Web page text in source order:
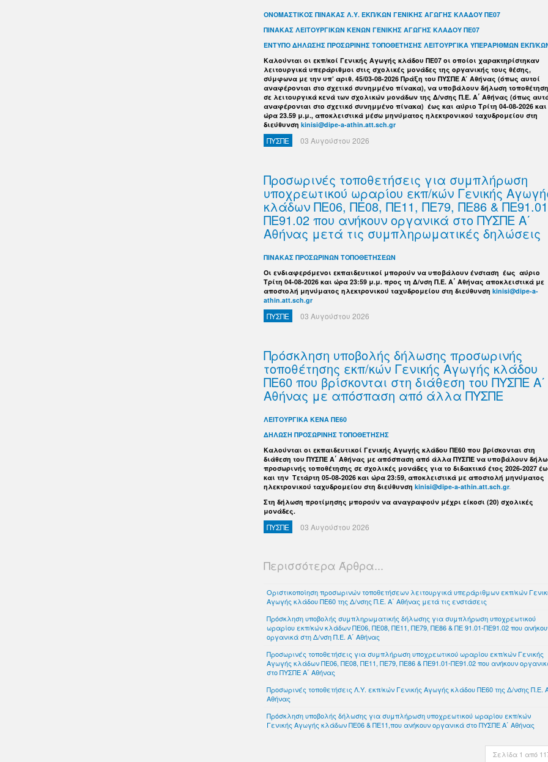
ΟΝΟΜΑΣΤΙΚΟΣ ΠΙΝΑΚΑΣ Λ.Υ. ΕΚΠ/ΚΩΝ ΓΕΝΙΚΗΣ ΑΓΩΓΗΣ ΚΛΑΔΟΥ ΠΕ07
ΠΙΝΑΚΑΣ ΛΕΙΤΟΥΡΓΙΚΩΝ ΚΕΝΩΝ ΓΕΝΙΚΗΣ ΑΓΩΓΗΣ ΚΛΑΔΟΥ ΠΕ07
ΕΝΤΥΠΟ ΔΗΛΩΣΗΣ ΠΡΟΣΩΡΙΝΗΣ ΤΟΠΟΘΕΤΗΣΗΣ ΛΕΙΤΟΥΡΓΙΚΑ ΥΠΕΡΑΡΙΘΜΩΝ ΕΚΠ/
Καλούνται οι εκπ/κοί Γενικής Αγωγής κλάδου ΠΕ07 οι οποίοι χαρακτηρίστηκαν
λειτουργικά υπεράριθμοι στις σχολικές μονάδες της οργανικής τους θέσης,
σύμφωνα με την υπ’ αριθ. 45/03-08-2026 Πράξη του ΠΥΣΠΕ Α ́ Αθήνας (όπως αυτοί
αναφέρονται στο σχετικό συνημμένο πίνακα), να υποβάλουν δήλωση
σε λειτουργικά κενά των σχολικών μονάδων της Δ/νσης Π.Ε. Α΄ Αθήνας (όπως
αναφέρονται στο σχετικό συνημμένο πίνακα) έως και αύριο Τρίτη 04-08-2026 και
ώρα 23.59 μ.μ., αποκλειστικά μέσω μηνύματος ηλεκτρονικού ταχυδρομείου στη
διεύθυνση kinisi@dipe-a-athin.att.sch.gr
ΠΥΣΠΕ 03 Αυγούστου 2026
Προσωρινές τοποθετήσεις για συμπλήρωση
υποχρεωτικού ωραρίου εκπ/κών Γενικής
κλάδων ΠΕ06, ΠΕ08, ΠΕ11, ΠΕ79, ΠΕ86 &
ΠΕ91.02 που ανήκουν οργανικά στο ΠΥΣΠΕ Α΄
Αθήνας μετά τις συμπληρωματικές δηλώσεις
ΠΙΝΑΚΑΣ ΠΡΟΣΩΡΙΝΩΝ ΤΟΠΟΘΕΤΗΣΕΩΝ
Οι ενδιαφερόμενοι εκπαιδευτικοί μπορούν να υποβάλουν ένσταση έως αύριο
Τρίτη 04-08-2026 και ώρα 23:59 μ.μ. προς τη Δ/νση Π.Ε. Α΄ Αθήνας αποκλειστικά με
αποστολή μηνύματος ηλεκτρονικού ταχυδρομείου στη διεύθυνση kinisi@dipe-a-
athin.att.sch.gr
ΠΥΣΠΕ 03 Αυγούστου 2026
Πρόσκληση υποβολής δήλωσης προσωρινής
τοποθέτησης εκπ/κών Γενικής Αγωγής κλάδου
ΠΕ60 που βρίσκονται στη διάθεση του ΠΥΣΠΕ Α΄
Αθήνας με απόσπαση από άλλα ΠΥΣΠΕ
ΛΕΙΤΟΥΡΓΙΚΑ ΚΕΝΑ ΠΕ60
ΔΗΛΩΣΗ ΠΡΟΣΩΡΙΝΗΣ ΤΟΠΟΘΕΤΗΣΗΣ
Καλούνται οι εκπαιδευτικοί Γενικής Αγωγής κλάδου ΠΕ60 που βρίσκονται στη
διάθεση του ΠΥΣΠΕ Α΄ Αθήνας με απόσπαση από άλλα ΠΥΣΠΕ να υποβάλουν
προσωρινής τοποθέτησης σε σχολικές μονάδες για το διδακτικό έτος 2026-2027
και την Τετάρτη 05-08-2026 και ώρα 23:59, αποκλειστικά με αποστολή μηνύματος
ηλεκτρονικού ταχυδρομείου στη διεύθυνση kinisi@dipe-a-athin.att.sch.gr.
Στη δήλωση προτίμησης μπορούν να αναγραφούν μέχρι είκοσι (20) σχολικές
μονάδες.
ΠΥΣΠΕ 03 Αυγούστου 2026
Περισσότερα Άρθρα...
Οριστικοποίηση προσωρινών τοποθετήσεων λειτουργικά υπεράριθμων εκπ/κών
Αγωγής κλάδου ΠΕ60 της Δ/νσης Π.Ε. Α΄ Αθήνας μετά τις ενστάσεις
Πρόσκληση υποβολής συμπληρωματικής δήλωσης για συμπλήρωση υποχρεωτικού
ωραρίου εκπ/κών κλάδων ΠΕ06, ΠΕ08, ΠΕ11, ΠΕ79, ΠΕ86 & ΠΕ 91.01-ΠΕ91.02 που
οργανικά στη Δ/νση Π.Ε. Α΄ Αθήνας
Προσωρινές τοποθετήσεις για συμπλήρωση υποχρεωτικού ωραρίου εκπ/κών Γενικής
Αγωγής κλάδων ΠΕ06, ΠΕ08, ΠΕ11, ΠΕ79, ΠΕ86 & ΠΕ91.01-ΠΕ91.02 που ανήκουν
στο ΠΥΣΠΕ Α΄ Αθήνας
Προσωρινές τοποθετήσεις Λ.Υ. εκπ/κών Γενικής Αγωγής κλάδου ΠΕ60 της Δ/νσης Π.Ε.
Αθήνας
Πρόσκληση υποβολής δήλωσης για συμπλήρωση υποχρεωτικού ωραρίου εκπ/κών
Γενικής Αγωγής κλάδων ΠΕ06 & ΠΕ11,που ανήκουν οργανικά στο ΠΥΣΠΕ Α΄ Αθήνας
Σελίδα 1 από